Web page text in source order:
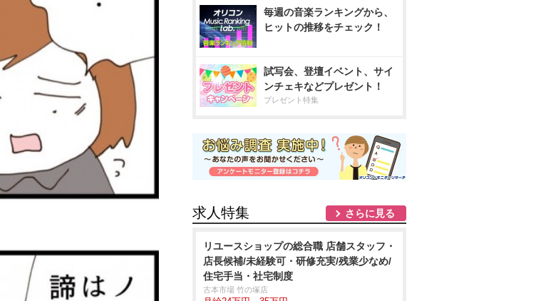
毎週の音楽ランキングから、
ヒットの推移をチェック！
試写会、登壇イベント、サイ
ンチェキなどプレゼント！
プレゼント特集
求人特集 さらに見る
リユースショップの総合職 店舗スタッフ・
店長候補/未経験可・研修充実/残業少なめ/
住宅手当・社宅制度
古本市場 竹の塚店